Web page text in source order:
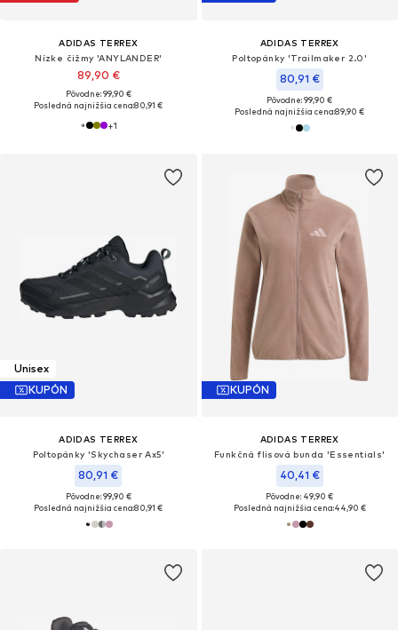
ADIDAS TERREX
Nízke čižmy 'ANYLANDER'
89,90 €
Pôvodne: 99,90 €
Posledná najnižšia cena:80,91 €
+1
ADIDAS TERREX
Poltopánky 'Trailmaker 2.0'
80,91 €
Pôvodne: 99,90 €
Posledná najnižšia cena:89,90 €
Unisex
KUPÓN
ADIDAS TERREX
Poltopánky 'Skychaser Ax5'
80,91 €
Pôvodne: 99,90 €
Posledná najnižšia cena:80,91 €
KUPÓN
ADIDAS TERREX
Funkčná flisová bunda 'Essentials'
40,41 €
Pôvodne: 49,90 €
Posledná najnižšia cena:44,90 €